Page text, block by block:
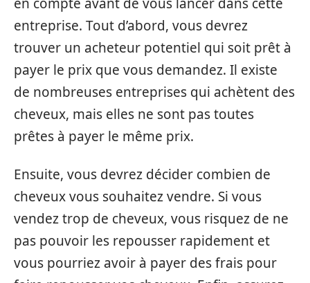
entreprise. Tout d’abord, vous devrez
trouver un acheteur potentiel qui soit prêt à
payer le prix que vous demandez. Il existe
de nombreuses entreprises qui achètent des
cheveux, mais elles ne sont pas toutes
prêtes à payer le même prix.
Ensuite, vous devrez décider combien de
cheveux vous souhaitez vendre. Si vous
vendez trop de cheveux, vous risquez de ne
pas pouvoir les repousser rapidement et
vous pourriez avoir à payer des frais pour